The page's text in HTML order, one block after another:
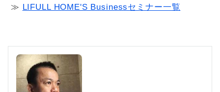
≫ LIFULL HOME'S Businessセミナー一覧